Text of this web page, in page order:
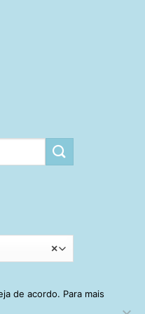
×
de acordo. Para mais